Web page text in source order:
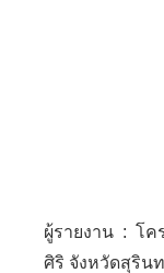
ผู้รายงาน : โ
ศิริ จังหวัดสุริน